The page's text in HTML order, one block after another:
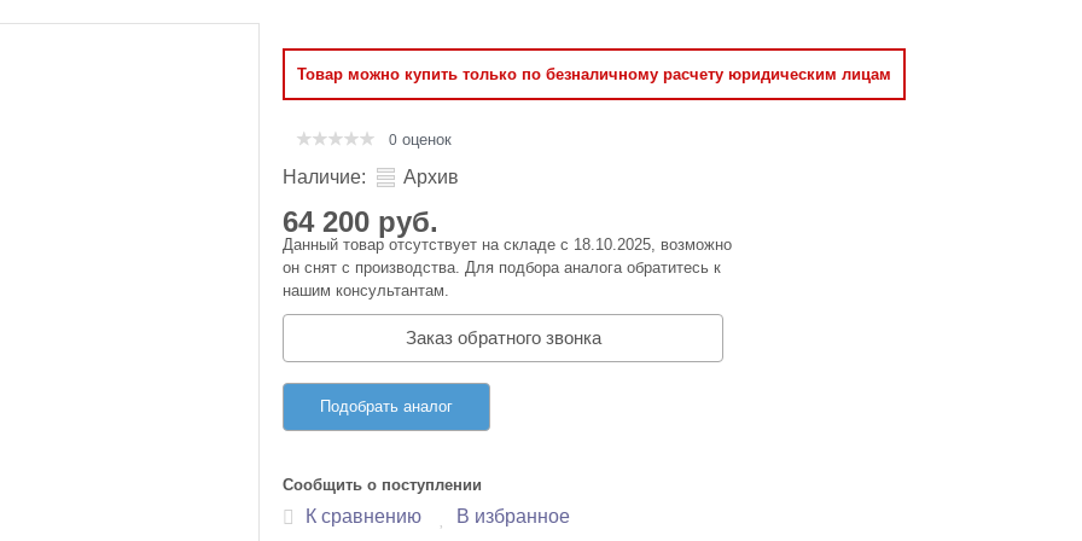
Товар можно купить только по безналичному расчету юридическим лицам
0 оценок
Наличие: Архив
64 200 руб.
Данный товар отсутствует на складе с 18.10.2025, возможно
он снят с производства. Для подбора аналога обратитесь к
нашим консультантам.
Заказ обратного звонка
Подобрать аналог
Сообщить о поступлении
К сравнению В избранное
память